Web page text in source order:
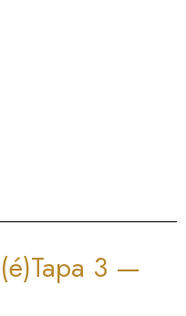
3 —